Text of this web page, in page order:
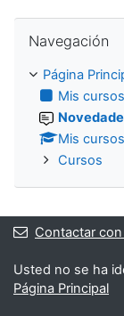
Navegación
Página
Mis cursos
Mis cursos
Cursos
Contactar
Usted no se ha
Página Principal